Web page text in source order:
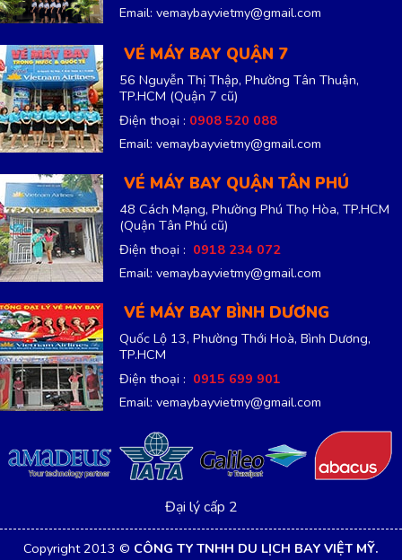
Email: vemaybayvietmy@gmail.com
VÉ MÁY BAY QUẬN 7
56 Nguyễn Thị Thập, Phường Tân Thuận,
TP.HCM (Quận 7 cũ)
Điện thoại : 0908 520 088
Email: vemaybayvietmy@gmail.com
VÉ MÁY BAY QUẬN TÂN PHÚ
48 Cách Mạng, Phường Phú Thọ Hòa, TP.HCM
(Quận Tân Phú cũ)
Điện thoại : 0918 234 072
Email: vemaybayvietmy@gmail.com
VÉ MÁY BAY BÌNH DƯƠNG
Quốc Lộ 13, Phường Thới Hoà, Bình Dương,
TP.HCM
Điện thoại : 0915 699 901
Email: vemaybayvietmy@gmail.com
Đại lý cấp 2
Copyright 2013 © CÔNG TY TNHH DU LỊCH BAY VIỆT MỸ.